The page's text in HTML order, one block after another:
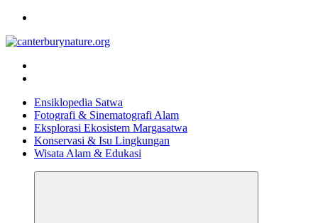
Skip
content
Tur Alam dan Margasatwa Terbaik di Canterbury
Ensiklopedia Satwa
Fotografi & Sinematografi Alam
Eksplorasi Ekosistem Margasatwa
Konservasi & Isu Lingkungan
Wisata Alam & Edukasi